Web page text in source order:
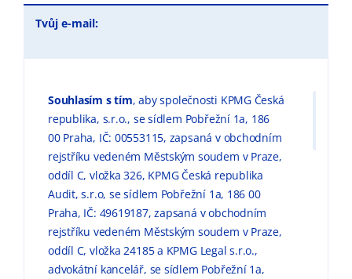
Tvůj e-mail:
Souhlasím s tím, aby společnosti KPMG Česká
republika, s.r.o., se sídlem Pobřežní 1a, 186
00 Praha, IČ: 00553115, zapsaná v obchodním
rejstříku vedeném Městským soudem v Praze,
oddíl C, vložka 326, KPMG Česká republika
Audit, s.r.o, se sídlem Pobřežní 1a, 186 00
Praha, IČ: 49619187, zapsaná v obchodním
rejstříku vedeném Městským soudem v Praze,
oddíl C, vložka 24185 a KPMG Legal s.r.o.,
advokátní kancelář, se sídlem Pobřežní 1a,